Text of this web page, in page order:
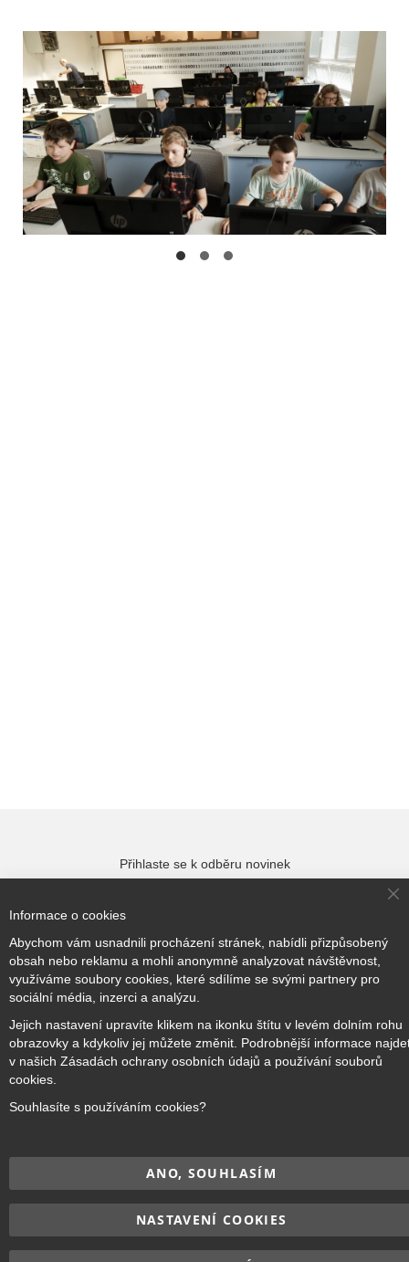
Přihlaste se k odběru novinek
Přihlásit odběr
Copyright © 2017–2026BRIDGE Academy , Všechna práva
vyhrazena.
Informace o cookies
Abychom vám usnadnili procházení stránek, nabídli přizpůsobený
obsah nebo reklamu a mohli anonymně analyzovat návštěvnost,
využíváme soubory cookies, které sdílíme se svými partnery pro
sociální média, inzerci a analýzu.
Jejich nastavení upravíte klikem na ikonku štítu v levém dolním rohu
obrazovky a kdykoliv jej můžete změnit. Podrobnější informace
v našich Zásadách ochrany osobních údajů a používání souborů
cookies.
Souhlasíte s používáním cookies?
ANO, SOUHLASÍM
NASTAVENÍ COOKIES